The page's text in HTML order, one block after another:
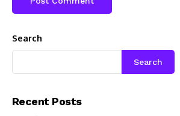
Search
Search
Recent Posts